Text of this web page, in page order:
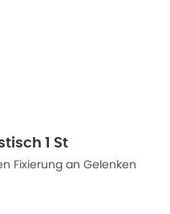
1 St
Fixierung an Gelenken